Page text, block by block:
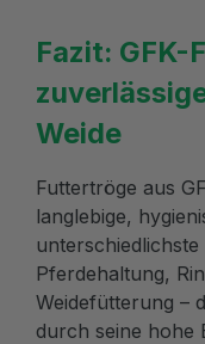
Fazit: GFK-
Weide
Futtertröge aus
langlebige,
Pferdehaltung,
Weidefütterung –
durch seine hohe